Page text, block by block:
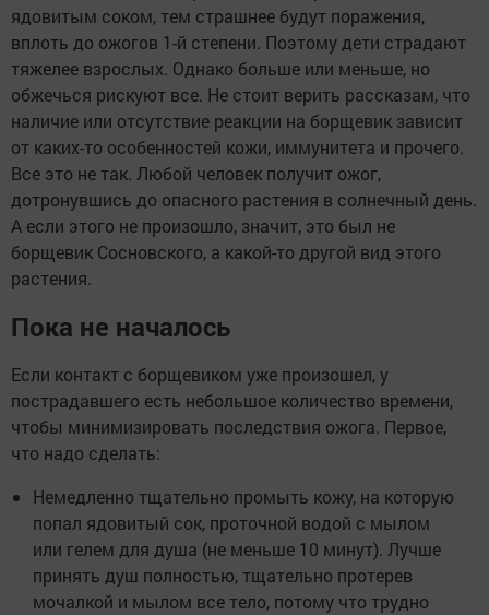
ядовитым соком, тем страшнее будут поражения,
вплоть до ожогов 1-й степени. Поэтому дети страдают
тяжелее взрослых. Однако больше или меньше, но
обжечься рискуют все. Не стоит верить рассказам, что
наличие или отсутствие реакции на борщевик зависит
от каких-то особенностей кожи, иммунитета и прочего.
Все это не так. Любой человек получит ожог,
дотронувшись до опасного растения в солнечный день.
А если этого не произошло, значит, это был не
борщевик Сосновского, а какой-то другой вид этого
растения.
Пока не началось
Если контакт с борщевиком уже произошел, у
пострадавшего есть небольшое количество времени,
чтобы минимизировать последствия ожога. Первое,
что надо сделать:
Немедленно тщательно промыть кожу, на которую
попал ядовитый сок, проточной водой с мылом
или гелем для душа (не меньше 10 минут). Лучше
принять душ полностью, тщательно протерев
мочалкой и мылом все тело, потому что трудно